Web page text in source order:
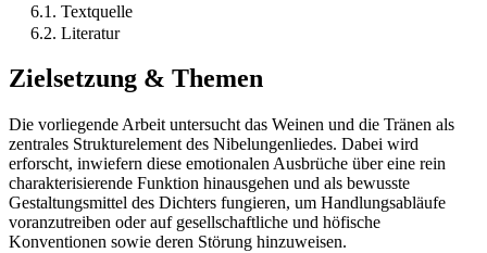
6.1. Textquelle
6.2. Literatur
Zielsetzung & Themen
Die vorliegende Arbeit untersucht das Weinen und die Tränen als
zentrales Strukturelement des Nibelungenliedes. Dabei wird
erforscht, inwiefern diese emotionalen Ausbrüche über eine rein
charakterisierende Funktion hinausgehen und als bewusste
Gestaltungsmittel des Dichters fungieren, um Handlungsabläufe
voranzutreiben oder auf gesellschaftliche und höfische
Konventionen sowie deren Störung hinzuweisen.